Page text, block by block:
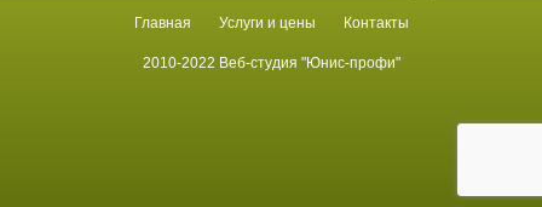
Главная Услуги и цены Контакты
2010-2022 Веб-студия "Юнис-профи"